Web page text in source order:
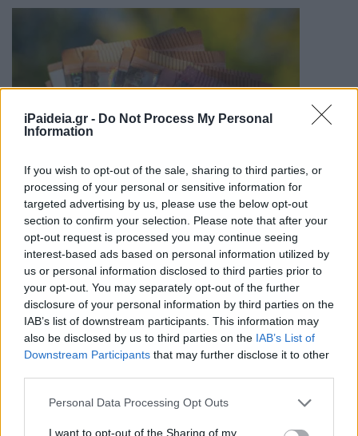
iPaideia.gr - Do Not Process My Personal
Information
If you wish to opt-out of the sale, sharing to third parties, or
processing of your personal or sensitive information for
targeted advertising by us, please use the below opt-out
section to confirm your selection. Please note that after your
opt-out request is processed you may continue seeing
interest-based ads based on personal information utilized by
us or personal information disclosed to third parties prior to
your opt-out. You may separately opt-out of the further
disclosure of your personal information by third parties on the
IAB’s list of downstream participants. This information may
also be disclosed by us to third parties on the IAB’s List of
Downstream Participants that may further disclose it to other
Please note that this website/app uses one or more Google
not limited to your visit or usage behaviour. You may click to
Personal Data Processing Opt Outs
I want to opt-out of the Sharing of my
Με την κυβέρνηση να πανηγυρίζει για τα πλεονάσματα
και την ανάπτυξη της οικονομίας, χωρίς όμως να
προχωρά σε ουσιαστικά μέτρα στήριξης των πιο
ευάλωτων, το ΕΝΔΙΣΥ επισημαίνει ότι η ελληνική
Δικαιοσύνη αποτελεί τον μοναδικό δρόμο για τη
διεκδίκηση αυτονόητων δικαιωμάτων. Παράλληλα,
υπογραμμίζει την ανάγκη για πολιτική απόφαση που θα
έπρεπε ήδη να είχε επαναφέρει τις συντάξεις,
τονίζοντας την έλλειψη κοινωνικής ευαισθησίας από
την πλευρά της κυβέρνησης.